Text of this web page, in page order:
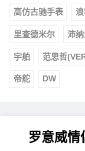
高仿古驰手表
里查德米尔 沛
宇舶 范思哲
帝舵 DW
罗意威情